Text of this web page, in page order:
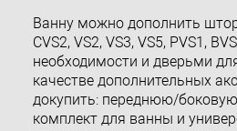
Ванну можно дополнить
CVS2, VS2, VS3, VS5, PVS1,
необходимости и дверьми
качестве дополнительных
докупить: переднюю/
комплект для ванны и